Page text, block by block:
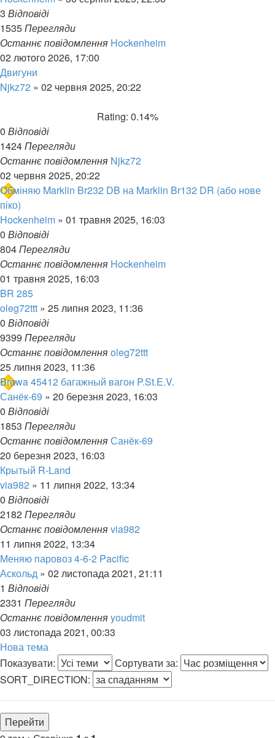
3 Відповіді
1535Перегляди
Останнє повідомлення Hockenheim
02 лютого 2026, 17:00
Двигуни
Njkz72 » 02 червня 2025, 20:22
Rating: 0.14%
0 Відповіді
1424Перегляди
Останнє повідомлення Njkz72
02 червня 2025, 20:22
Обміняю Marklin Br232 DB на Marklin Br132 DR (або нове
піко)
Hockenheim » 01 травня 2025, 16:03
0 Відповіді
804Перегляди
Останнє повідомлення Hockenheim
01 травня 2025, 16:03
BR 285
oleg72ttt » 25 липня 2023, 11:36
0 Відповіді
9399 Перегляди
Останнє повідомленняoleg72ttt
25 липня 2023, 11:36
Brawa 45412 багажный вагон P.St.E.V.
Санёк-69 » 20 березня 2023, 16:03
0 Відповіді
1853 Перегляди
Останнє повідомленняСанёк-69
20 березня 2023, 16:03
Крытый R-Land
via982 » 11 липня 2022, 13:34
0 Відповіді
2182Перегляди
Останнє повідомленняvia982
11 липня 2022, 13:34
Меняю паровоз 4-6-2 Pacific
Аскольд » 02 листопада 2021, 21:11
1 Відповіді
2331 Перегляди
Останнє повідомленняyoudmit
03 листопада 2021, 00:33
Нова тема
Показувати:
Сортувати за:
SORT_DIRECTION: